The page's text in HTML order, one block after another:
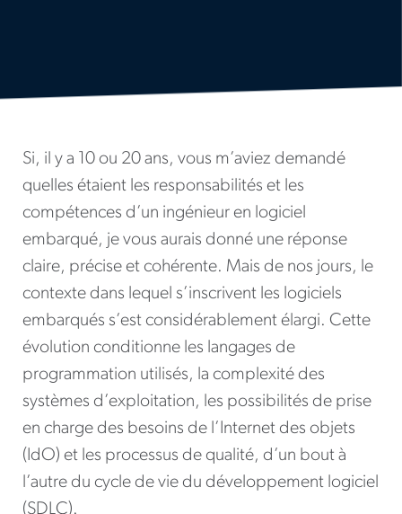
Si, il y a 10 ou 20 ans, vous m’aviez demandé
quelles étaient les responsabilités et les
compétences d’un ingénieur en logiciel
embarqué, je vous aurais donné une réponse
claire, précise et cohérente. Mais de nos jours, le
contexte dans lequel s’inscrivent les logiciels
embarqués s’est considérablement élargi. Cette
évolution conditionne les langages de
programmation utilisés, la complexité des
systèmes d’exploitation, les possibilités de prise
en charge des besoins de l’Internet des objets
(IdO) et les processus de qualité, d’un bout à
l’autre du cycle de vie du développement logiciel
(SDLC).